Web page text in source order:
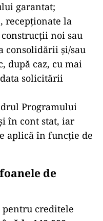
garantat;
recepționate la
noi sau
consolidării și/sau
după caz, cu mai
solicitării
Programului
în cont stat, iar
aplică în funcție de
de
pentru creditele